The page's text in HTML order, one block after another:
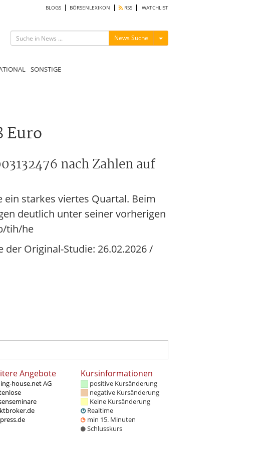
BLOGS BÖRSENLEXIKON RSS WATCHLIST
News Suche Menü ein-/ausblenden
SONSTIGE
Euro
nach Zahlen auf
starkes viertes Quartal. Beim
deutlich unter seiner vorherigen
tih/he
Original-Studie: 26.02.2026 /
Angebote
house.net AG
Kursinformationen
positive Kursänderung
negative Kursänderung
Keine Kursänderung
Realtime
min 15. Minuten
Schlusskurs